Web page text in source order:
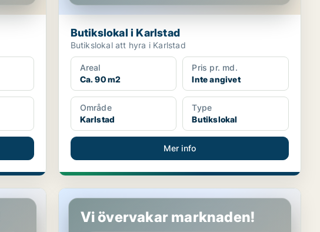
Butikslokal i Karlstad
Butikslokal att hyra i Karlstad
Areal
Ca. 90 m2
Pris pr. md.
Inte angivet
Område
Karlstad
Type
Butikslokal
Mer info
Butikslokal i Härryda
Vi övervakar marknaden!